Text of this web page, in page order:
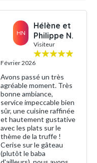
HN
Hélène et
Philippe N.
Visiteur
Février 2026
Avons passé un très
agréable moment. Très
bonne ambiance,
service impeccable bien
sûr, une cuisine raffinée
et hautement gustative
avec les plats sur le
thème de la truffe !
Cerise sur le gâteau
(plutôt le baba